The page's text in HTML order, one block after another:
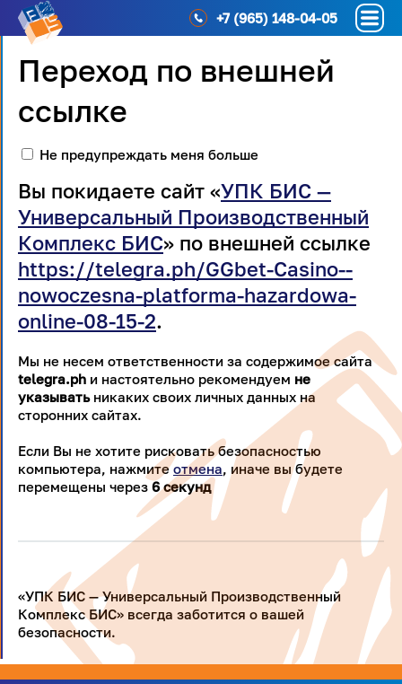
+7 (965) 148-04-05
Переход по внешней
ссылке
Не предупреждать меня больше
Вы покидаете сайт «УПК БИС —
Универсальный Производственный
Комплекс БИС» по внешней ссылке
https://telegra.ph/GGbet-Casino--
nowoczesna-platforma-hazardowa-
online-08-15-2.
Мы не несем ответственности за содержимое сайта
telegra.ph и настоятельно рекомендуем не
указыватьникаких своих личных данных на
сторонних сайтах.
Если Вы не хотите рисковать безопасностью
компьютера, нажмитеотмена, иначе вы будете
перемещены через 5секунд
«УПК БИС — Универсальный Производственный
Комплекс БИС» всегда заботится о вашей
безопасности.